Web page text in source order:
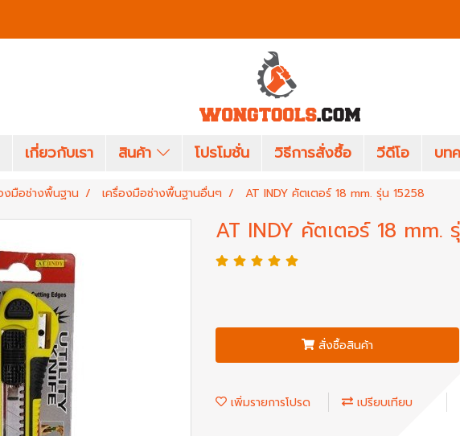
เกี่ยวกับเรา สินค้า โปรโมชั่น วิธีการสั่งซื้อ วีดีโอ บท
งมือช่างพื้นฐาน เครื่องมือช่างพื้นฐานอื่นๆ AT INDY คัตเตอร์ 18 mm. รุ่น 15258
AT INDY คัตเตอร์ 18 mm.
สั่งซื้อสินค้า
เพิ่มรายการโปรด เปรียบเทียบ